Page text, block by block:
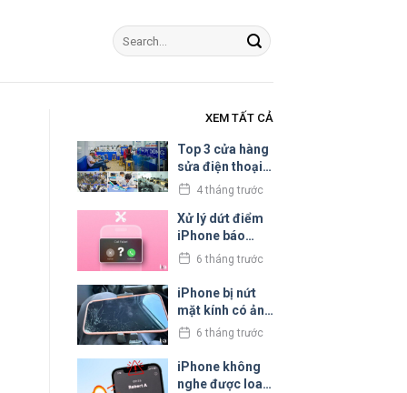
XEM TẤT CẢ
Top 3 cửa hàng
sửa điện thoại
iPhone uy tín tại
4 tháng trước
Xử lý dứt điểm
iPhone báo
cuộc gọi bị hủy
6 tháng trước
iPhone bị nứt
mặt kính có ảnh
hưởng đến cảm
6 tháng trước
iPhone không
nghe được loa